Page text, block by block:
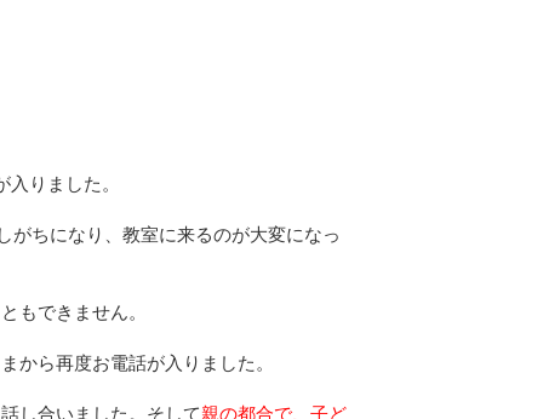
りました。
がちになり、教室に来るのが大変になっ
もできません。
から再度お電話が入りました。
し合いました。そして親の都合で、子ど